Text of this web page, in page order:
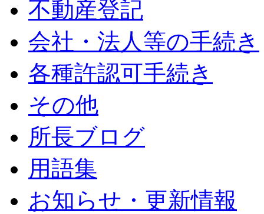
不動産登記
会社・法人等の手続き
各種許認可手続き
その他
所長ブログ
用語集
お知らせ・更新情報